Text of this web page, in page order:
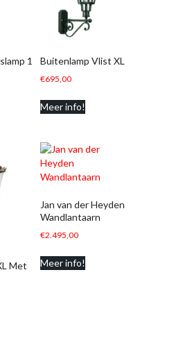
1 Buitenlamp Vlist XL
€695,00
Meer info!
Met
Jan van der Heyden
Wandlantaarn
€2.495,00
Meer info!